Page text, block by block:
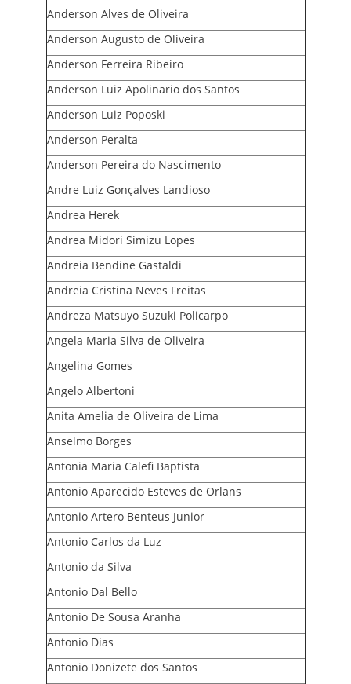
Anderson Alves de Oliveira
Anderson Augusto de Oliveira
Anderson Ferreira Ribeiro
Anderson Luiz Apolinario dos Santos
Anderson Luiz Poposki
Anderson Peralta
Anderson Pereira do Nascimento
Andre Luiz Gonçalves Landioso
Andrea Herek
Andrea Midori Simizu Lopes
Andreia Bendine Gastaldi
Andreia Cristina Neves Freitas
Andreza Matsuyo Suzuki Policarpo
Angela Maria Silva de Oliveira
Angelina Gomes
Angelo Albertoni
Anita Amelia de Oliveira de Lima
Anselmo Borges
Antonia Maria Calefi Baptista
Antonio Aparecido Esteves de Orlans
Antonio Artero Benteus Junior
Antonio Carlos da Luz
Antonio da Silva
Antonio Dal Bello
Antonio De Sousa Aranha
Antonio Dias
Antonio Donizete dos Santos